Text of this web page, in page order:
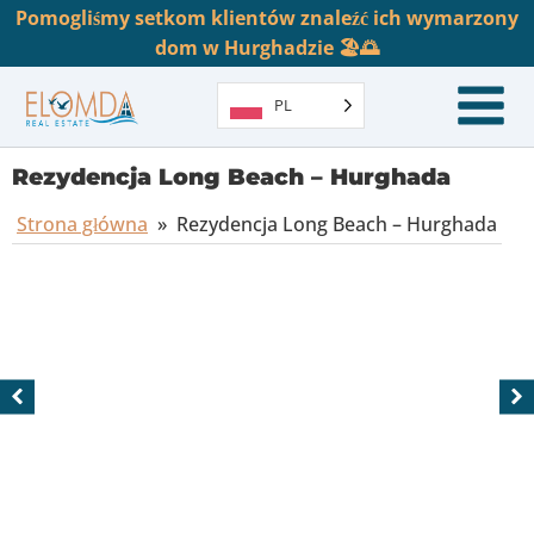
Pomogliśmy setkom klientów znaleźć ich wymarzony
dom w Hurghadzie 🏖️🌅
PL
Rezydencja Long Beach – Hurghada
Strona główna » Rezydencja Long Beach – Hurghada